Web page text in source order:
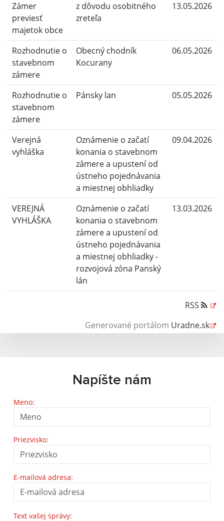
Zámer
previesť
majetok obce
z dôvodu osobitného
zreteľa
13.05.2026
Rozhodnutie o
stavebnom
zámere
Obecný chodník
Kocurany
06.05.2026
Rozhodnutie o
stavebnom
zámere
Pánsky lan 05.05.2026
Verejná
vyhláška
Oznámenie o začatí
konania o stavebnom
zámere a upustení od
ústneho pojednávania
a miestnej obhliadky
09.04.2026
VEREJNÁ
VYHLÁŠKA
Oznámenie o začatí
konania o stavebnom
zámere a upustení od
ústneho pojednávania
a miestnej obhliadky -
rozvojová zóna Panský
lán
13.03.2026
RSS
Generované portálom Uradne.sk
Napíšte nám
Meno:
Priezvisko:
E-mailová adresa:
Text vašej správy: